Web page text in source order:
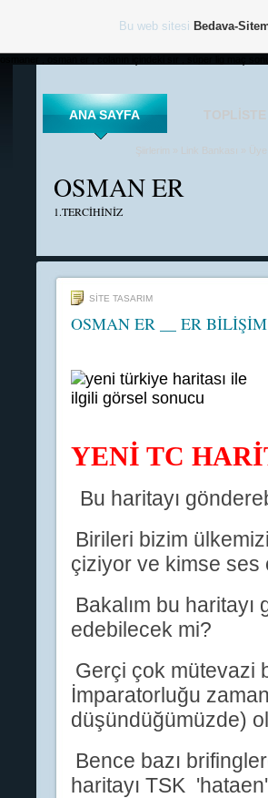
ANA SAYFA TOPLISTE
Şiirlerim Link Bankası Üye
OSMAN ER
1.TERCİHİNİZ
SİTE TASARIM
OSMAN ER __ ER BİLİŞİM _
YENİ TC
Bu haritayı
Birileri bizim
çiziyor ve kimse ses
Bakalım bu
edebilecek mi?
Gerçi çok mütevazi
İmparatorluğu
düşündüğümüzde)
Bence bazı
haritayı TSK
Bu web sitesi Bedava-